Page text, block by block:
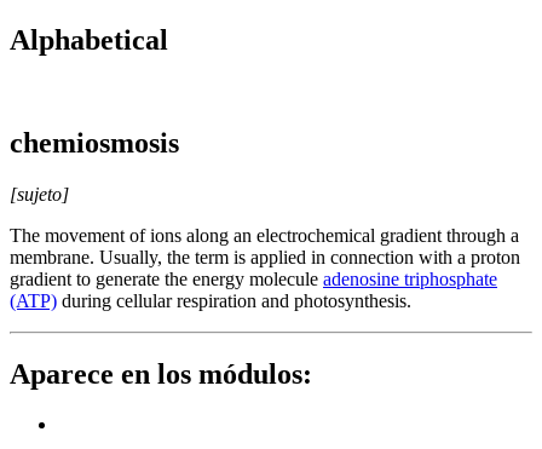
Alphabetical
chemiosmosis
[sujeto]
The movement of ions along an electrochemical gradient through a
membrane. Usually, the term is applied in connection with a proton
gradient to generate the energy molecule adenosine triphosphate
(ATP) during cellular respiration and photosynthesis.
Aparece en los módulos: